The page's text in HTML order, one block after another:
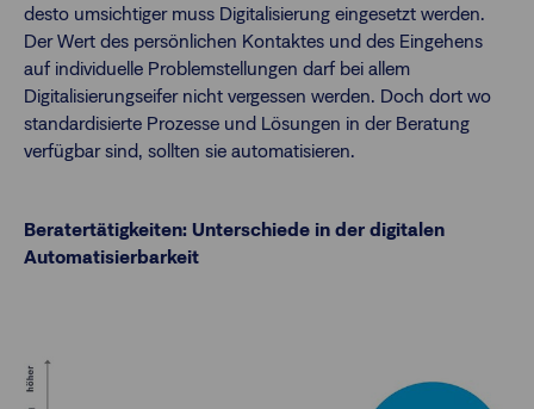
desto umsichtiger muss Digitalisierung eingesetzt werden.
Der Wert des persönlichen Kontaktes und des Eingehens
auf individuelle Problemstellungen darf bei allem
Digitalisierungseifer nicht vergessen werden. Doch dort wo
standardisierte Prozesse und Lösungen in der Beratung
verfügbar sind, sollten sie automatisieren.
Beratertätigkeiten: Unterschiede in der digitalen
Automatisierbarkeit